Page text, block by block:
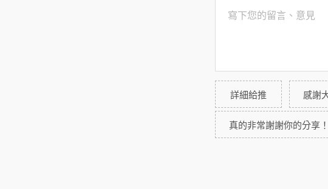
詳細給推 感謝
真的非常謝謝你的分享！